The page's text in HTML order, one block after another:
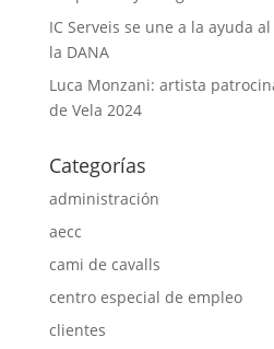
IC Serveis se une a la ayuda
la DANA
Luca Monzani: artista
de Vela 2024
Categorías
administración
aecc
cami de cavalls
centro especial de empleo
clientes